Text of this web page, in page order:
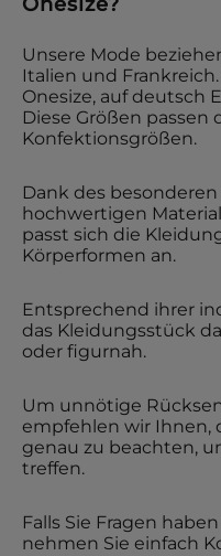
Onesize?
Unsere Mode
Italien und
Onesize, auf deutsch
Diese Größen
Konfektionsgrößen.
Dank des
hochwertigen
passt sich die
Körperformen an.
Entsprechend ihrer
das Kleidungsstück
oder figurnah.
Um unnötige
empfehlen wir Ihnen,
genau zu beachten,
treffen.
Falls Sie Fragen
nehmen Sie einfach